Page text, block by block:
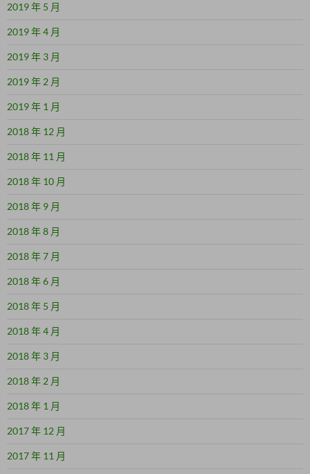
2019 年 5 月
2019 年 4 月
2019 年 3 月
2019 年 2 月
2019 年 1 月
2018 年 12 月
2018 年 11 月
2018 年 10 月
2018 年 9 月
2018 年 8 月
2018 年 7 月
2018 年 6 月
2018 年 5 月
2018 年 4 月
2018 年 3 月
2018 年 2 月
2018 年 1 月
2017 年 12 月
2017 年 11 月